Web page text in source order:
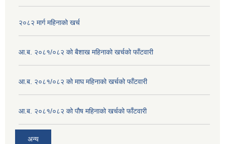
२०८२ मार्ग महिनाको खर्च
आ.ब. २०८१/०८२ को बैशाख महिनाको खर्चको फाँटवारी
आ.ब. २०८१/०८२ को माघ महिनाको खर्चको फाँटवारी
आ.ब. २०८१/०८२ को पौष महिनाको खर्चको फाँटवारी
अन्य